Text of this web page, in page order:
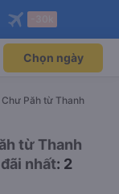
Mở app
Mở app
Chọn ngày
Păh từ Thanh
từ Thanh
nhất: 2